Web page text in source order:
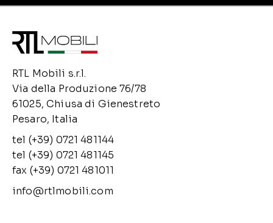
RTL Mobili s.r.l.
Via della Produzione 76/78
61025, Chiusa di Gienestreto
Pesaro, Italia
tel (+39) 0721 481144
tel (+39) 0721 481145
fax (+39) 0721 481011
info@rtlmobili.com